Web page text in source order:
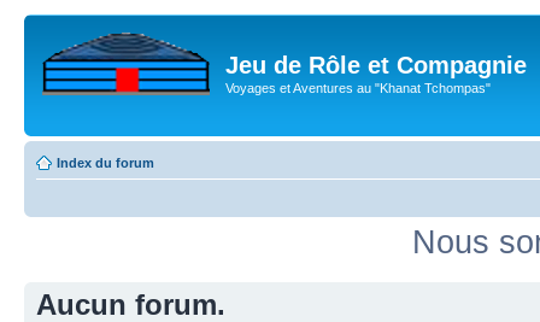
Jeu de Rôle et Compagnie
Voyages et Aventures au "Khanat Tchompas"
Index du forum
Nous
Aucun forum.